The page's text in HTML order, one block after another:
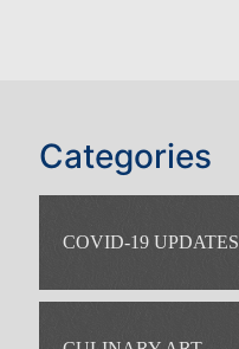
Categories
COVID-19 UPDATES